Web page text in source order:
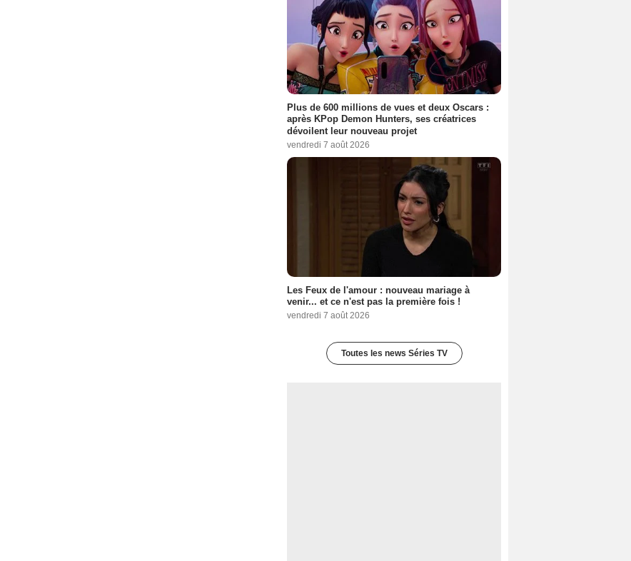
Plus de 600 millions de vues et deux Oscars :
après KPop Demon Hunters, ses créatrices
dévoilent leur nouveau projet
vendredi 7 août 2026
Les Feux de l'amour : nouveau mariage à
venir... et ce n'est pas la première fois !
vendredi 7 août 2026
Toutes les news Séries TV